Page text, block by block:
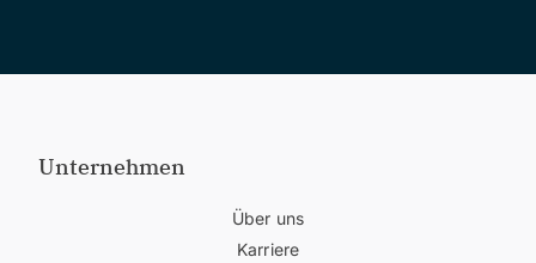
Unternehmen
Über uns
Karriere